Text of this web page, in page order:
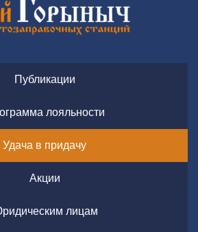
Публикации
лояльности
Удача в придачу
Акции
лицам